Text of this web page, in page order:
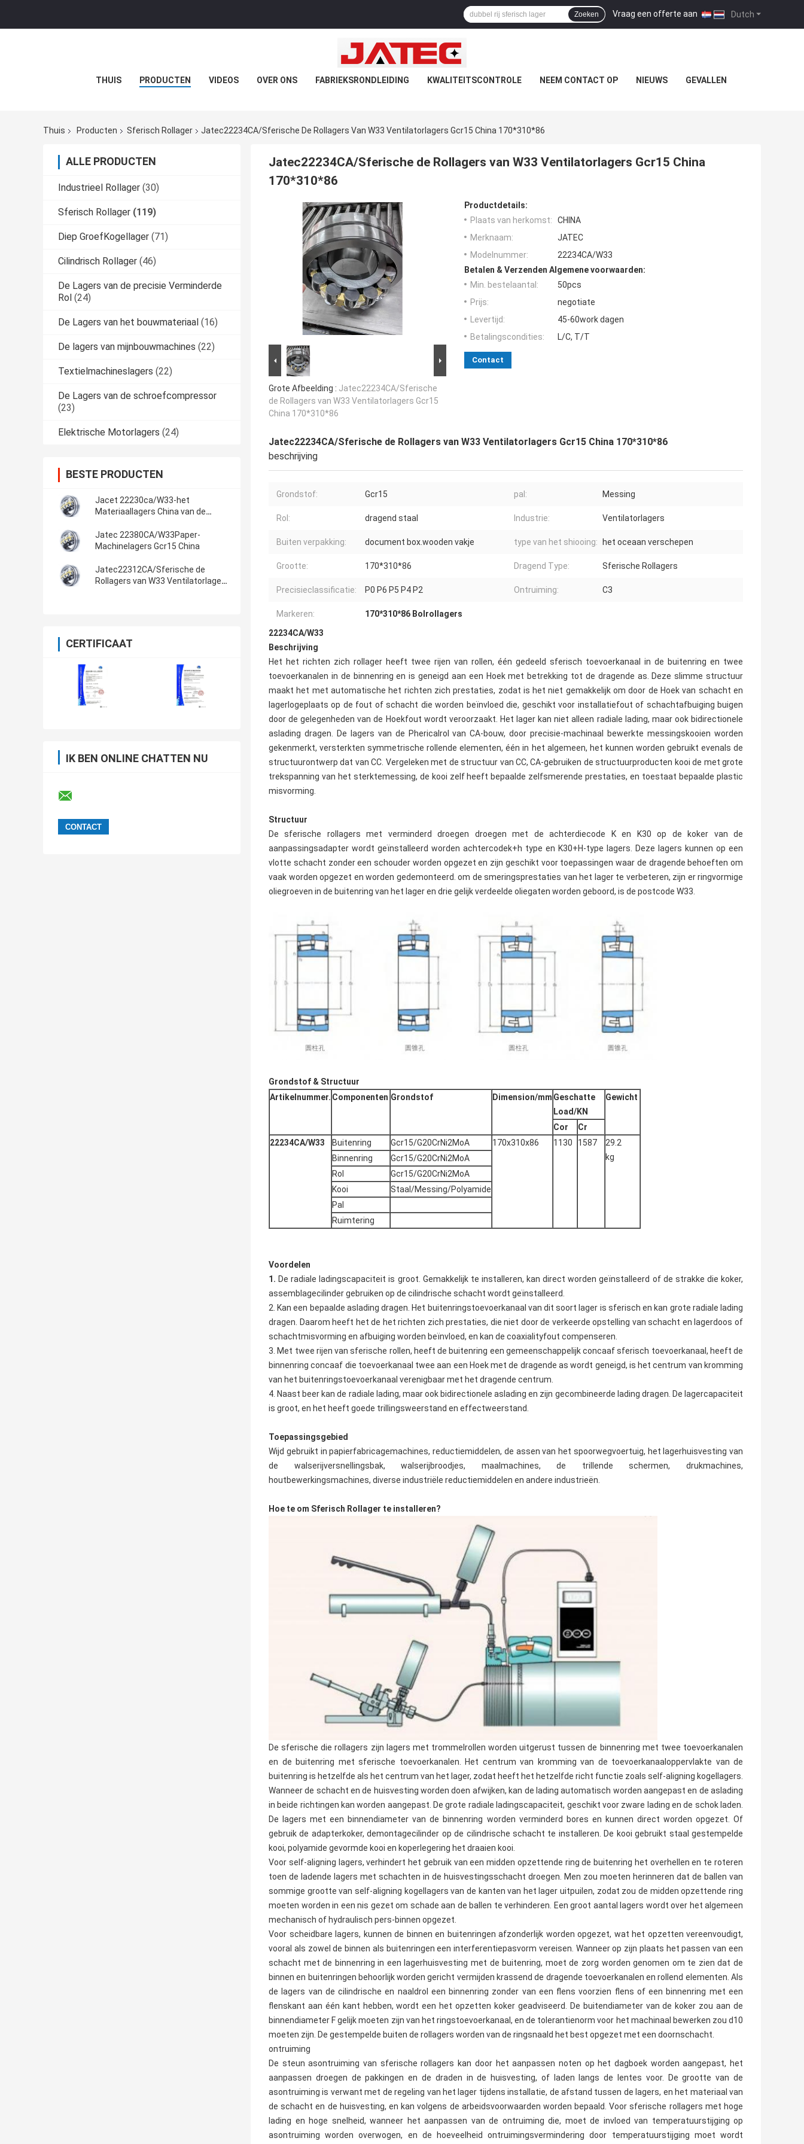
Dutch
Vraag een offerte aan |
Zoeken
THUIS PRODUCTEN VIDEOS OVER ONS FABRIEKSRONDLEIDING KWALITEITSCONTROLE NEEM CONTACT OP NIEUWS GEVALLEN
Thuis Producten Sferisch Rollager Jatec22234CA/Sferische De Rollagers Van W33 Ventilatorlagers Gcr15 China 170*310*86
ALLE PRODUCTEN
Industrieel Rollager (30)
Sferisch Rollager (119)
Diep GroefKogellager (71)
Cilindrisch Rollager (46)
De Lagers van de precisie Verminderde
Rol (24)
De Lagers van het bouwmateriaal (16)
De lagers van mijnbouwmachines (22)
Textielmachineslagers (22)
De Lagers van de schroefcompressor
(23)
Elektrische Motorlagers (24)
BESTE PRODUCTEN
Jacet 22230ca/W33-het
Materiaallagers China van de
Jatec 22380CA/W33Paper-
Machinelagers Gcr15 China
Jatec22312CA/Sferische de
Rollagers van W33 Ventilatorlagers
CERTIFICAAT
IK BEN ONLINE CHATTEN NU
Jatec22234CA/Sferische de Rollagers van W33 Ventilatorlagers Gcr15 China
170*310*86
Grote Afbeelding : Jatec22234CA/Sferische
de Rollagers van W33 Ventilatorlagers Gcr15
China 170*310*86
Productdetails:
Plaats van herkomst:
CHINA
Merknaam:
JATEC
Modelnummer:
22234CA/W33
Betalen & Verzenden Algemene voorwaarden:
Min. bestelaantal:
50pcs
Prijs:
negotiate
Levertijd:
45-60work dagen
Betalingscondities:
L/C, T/T
Contact
Jatec22234CA/Sferische de Rollagers van W33 Ventilatorlagers Gcr15 China 170*310*86
beschrijving
Grondstof: Gcr15 pal: Messing
Rol: dragend staal Industrie: Ventilatorlagers
Buiten verpakking: document box.wooden vakje type van het shiooing: het oceaan verschepen
Grootte: 170*310*86 Dragend Type: Sferische Rollagers
Precisieclassificatie: P0 P6 P5 P4 P2 Ontruiming: C3
Markeren:
170*310*86 Bolrollagers
22234CA/W33
Beschrijving
Het het richten zich rollager heeft twee rijen van rollen, één gedeeld sferisch toevoerkanaal in de buitenring en twee
toevoerkanalen in de binnenring en is geneigd aan een Hoek met betrekking tot de dragende as. Deze slimme structuur
maakt het met automatische het richten zich prestaties, zodat is het niet gemakkelijk om door de Hoek van schacht en
lagerlogeplaats op de fout of schacht die worden beïnvloed die, geschikt voor installatiefout of schachtafbuiging buigen
door de gelegenheden van de Hoekfout wordt veroorzaakt. Het lager kan niet alleen radiale lading, maar ook bidirectionele
aslading dragen. De lagers van de Phericalrol van CA-bouw, door precisie-machinaal bewerkte messingskooien worden
gekenmerkt, versterkten symmetrische rollende elementen, één in het algemeen, het kunnen worden gebruikt evenals de
structuurontwerp dat van CC. Vergeleken met de structuur van CC, CA-gebruiken de structuurproducten kooi de met grote
trekspanning van het sterktemessing, de kooi zelf heeft bepaalde zelfsmerende prestaties, en toestaat bepaalde plastic
misvorming.
Structuur
De sferische rollagers met verminderd droegen droegen met de achterdiecode K en K30 op de koker van de
aanpassingsadapter wordt geïnstalleerd worden achtercodek+h type en K30+H-type lagers. Deze lagers kunnen op een
vlotte schacht zonder een schouder worden opgezet en zijn geschikt voor toepassingen waar de dragende behoeften om
vaak worden opgezet en worden gedemonteerd. om de smeringsprestaties van het lager te verbeteren, zijn er ringvormige
oliegroeven in de buitenring van het lager en drie gelijk verdeelde oliegaten worden geboord, is de postcode W33.
Grondstof & Structuur
Artikelnummer. Componenten Grondstof Dimension/mm Geschatte
Load/KN
Gewicht
Cor
Cr
22234CA/W33
Buitenring Gcr15/G20CrNi2MoA 170x310x86 1130 1587
29.2
kg
Binnenring
Gcr15/G20CrNi2MoA
Rol
Gcr15/G20CrNi2MoA
Kooi
Staal/Messing/Polyamide
Pal
Ruimtering
Voordelen
1. De radiale ladingscapaciteit is groot. Gemakkelijk te installeren, kan direct worden geïnstalleerd of de strakke die koker,
assemblagecilinder gebruiken op de cilindrische schacht wordt geïnstalleerd.
2. Kan een bepaalde aslading dragen. Het buitenringstoevoerkanaal van dit soort lager is sferisch en kan grote radiale lading
dragen. Daarom heeft het de het richten zich prestaties, die niet door de verkeerde opstelling van schacht en lagerdoos of
schachtmisvorming en afbuiging worden beïnvloed, en kan de coaxialityfout compenseren.
3. Met twee rijen van sferische rollen, heeft de buitenring een gemeenschappelijk concaaf sferisch toevoerkanaal, heeft de
binnenring concaaf die toevoerkanaal twee aan een Hoek met de dragende as wordt geneigd, is het centrum van kromming
van het buitenringstoevoerkanaal verenigbaar met het dragende centrum.
4. Naast beer kan de radiale lading, maar ook bidirectionele aslading en zijn gecombineerde lading dragen. De lagercapaciteit
is groot, en het heeft goede trillingsweerstand en effectweerstand.
Toepassingsgebied
Wijd gebruikt in papierfabricagemachines, reductiemiddelen, de assen van het spoorwegvoertuig, het lagerhuisvesting van
de walserijversnellingsbak, walserijbroodjes, maalmachines, de trillende schermen, drukmachines,
houtbewerkingsmachines, diverse industriële reductiemiddelen en andere industrieën.
Hoe te om Sferisch Rollager te installeren?
De sferische die rollagers zijn lagers met trommelrollen worden uitgerust tussen de binnenring met twee toevoerkanalen
en de buitenring met sferische toevoerkanalen. Het centrum van kromming van de toevoerkanaaloppervlakte van de
buitenring is hetzelfde als het centrum van het lager, zodat heeft het hetzelfde richt functie zoals self-aligning kogellagers.
Wanneer de schacht en de huisvesting worden doen afwijken, kan de lading automatisch worden aangepast en de aslading
in beide richtingen kan worden aangepast. De grote radiale ladingscapaciteit, geschikt voor zware lading en de schok laden.
De lagers met een binnendiameter van de binnenring worden verminderd bores en kunnen direct worden opgezet. Of
gebruik de adapterkoker, demontagecilinder op de cilindrische schacht te installeren. De kooi gebruikt staal gestempelde
kooi, polyamide gevormde kooi en koperlegering het draaien kooi.
Voor self-aligning lagers, verhindert het gebruik van een midden opzettende ring de buitenring het overhellen en te roteren
toen de ladende lagers met schachten in de huisvestingsschacht droegen. Men zou moeten herinneren dat de ballen van
sommige grootte van self-aligning kogellagers van de kanten van het lager uitpuilen, zodat zou de midden opzettende ring
moeten worden in een nis gezet om schade aan de ballen te verhinderen. Een groot aantal lagers wordt over het algemeen
mechanisch of hydraulisch pers-binnen opgezet.
Voor scheidbare lagers, kunnen de binnen en buitenringen afzonderlijk worden opgezet, wat het opzetten vereenvoudigt,
vooral als zowel de binnen als buitenringen een interferentiepasvorm vereisen. Wanneer op zijn plaats het passen van een
schacht met de binnenring in een lagerhuisvesting met de buitenring, moet de zorg worden genomen om te zien dat de
binnen en buitenringen behoorlijk worden gericht vermijden krassend de dragende toevoerkanalen en rollend elementen. Als
de lagers van de cilindrische en naaldrol een binnenring zonder van een flens voorzien flens of een binnenring met een
flenskant aan één kant hebben, wordt een het opzetten koker geadviseerd. De buitendiameter van de koker zou aan de
binnendiameter F gelijk moeten zijn van het ringstoevoerkanaal, en de tolerantienorm voor het machinaal bewerken zou d10
moeten zijn. De gestempelde buiten de rollagers worden van de ringsnaald het best opgezet met een doornschacht.
ontruiming
De steun asontruiming van sferische rollagers kan door het aanpassen noten op het dagboek worden aangepast, het
aanpassen droegen de pakkingen en de draden in de huisvesting, of laden langs de lentes voor. De grootte van de
asontruiming is verwant met de regeling van het lager tijdens installatie, de afstand tussen de lagers, en het materiaal van
de schacht en de huisvesting, en kan volgens de arbeidsvoorwaarden worden bepaald. Voor sferische rollagers met hoge
lading en hoge snelheid, wanneer het aanpassen van de ontruiming die, moet de invloed van temperatuurstijging op
asontruiming worden overwogen, en de hoeveelheid ontruimingsvermindering door temperatuurstijging moet wordt